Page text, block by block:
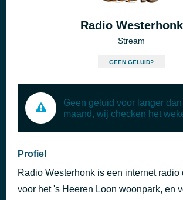
Radio Westerhonk
Stream
GEEN GELUID?
Geen geluid voor langer
maand, wij checken het
Profiel
Radio Westerhonk is een internet radio
voor het 's Heeren Loon woonpark, en